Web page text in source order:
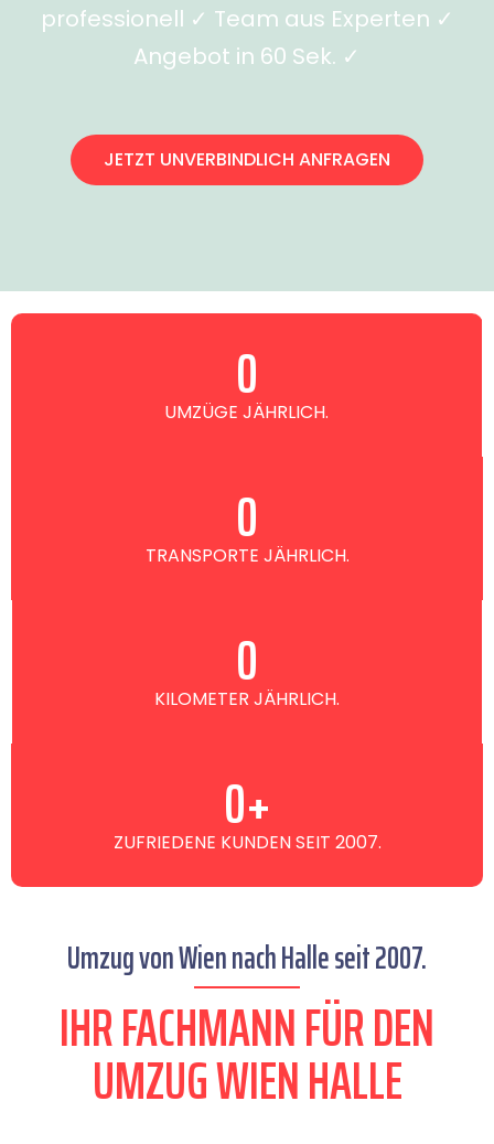
professionell ✓ Team aus Experten ✓
Angebot in 60 Sek. ✓
JETZT UNVERBINDLICH ANFRAGEN
UMZÜGE JÄHRLICH.
0
TRANSPORTE JÄHRLICH.
0
KILOMETER JÄHRLICH.
0
ZUFRIEDENE KUNDEN SEIT 2007.
0+
Umzug von Wien nach Halle seit 2007.
IHR FACHMANN FÜR DEN
UMZUG WIEN HALLE